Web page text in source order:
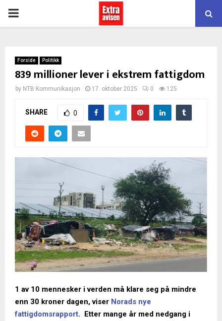
PRIMARY
Forside Politikk
839 millioner lever i ekstrem fattigdom
by NTB Kommunikasjon 17. oktober 2025 0 125
SHARE 0
1 av 10 mennesker i verden må klare seg på mindre
enn 30 kroner dagen, viser Norads nye
fattigdomsrapport. Etter mange år med nedgang i